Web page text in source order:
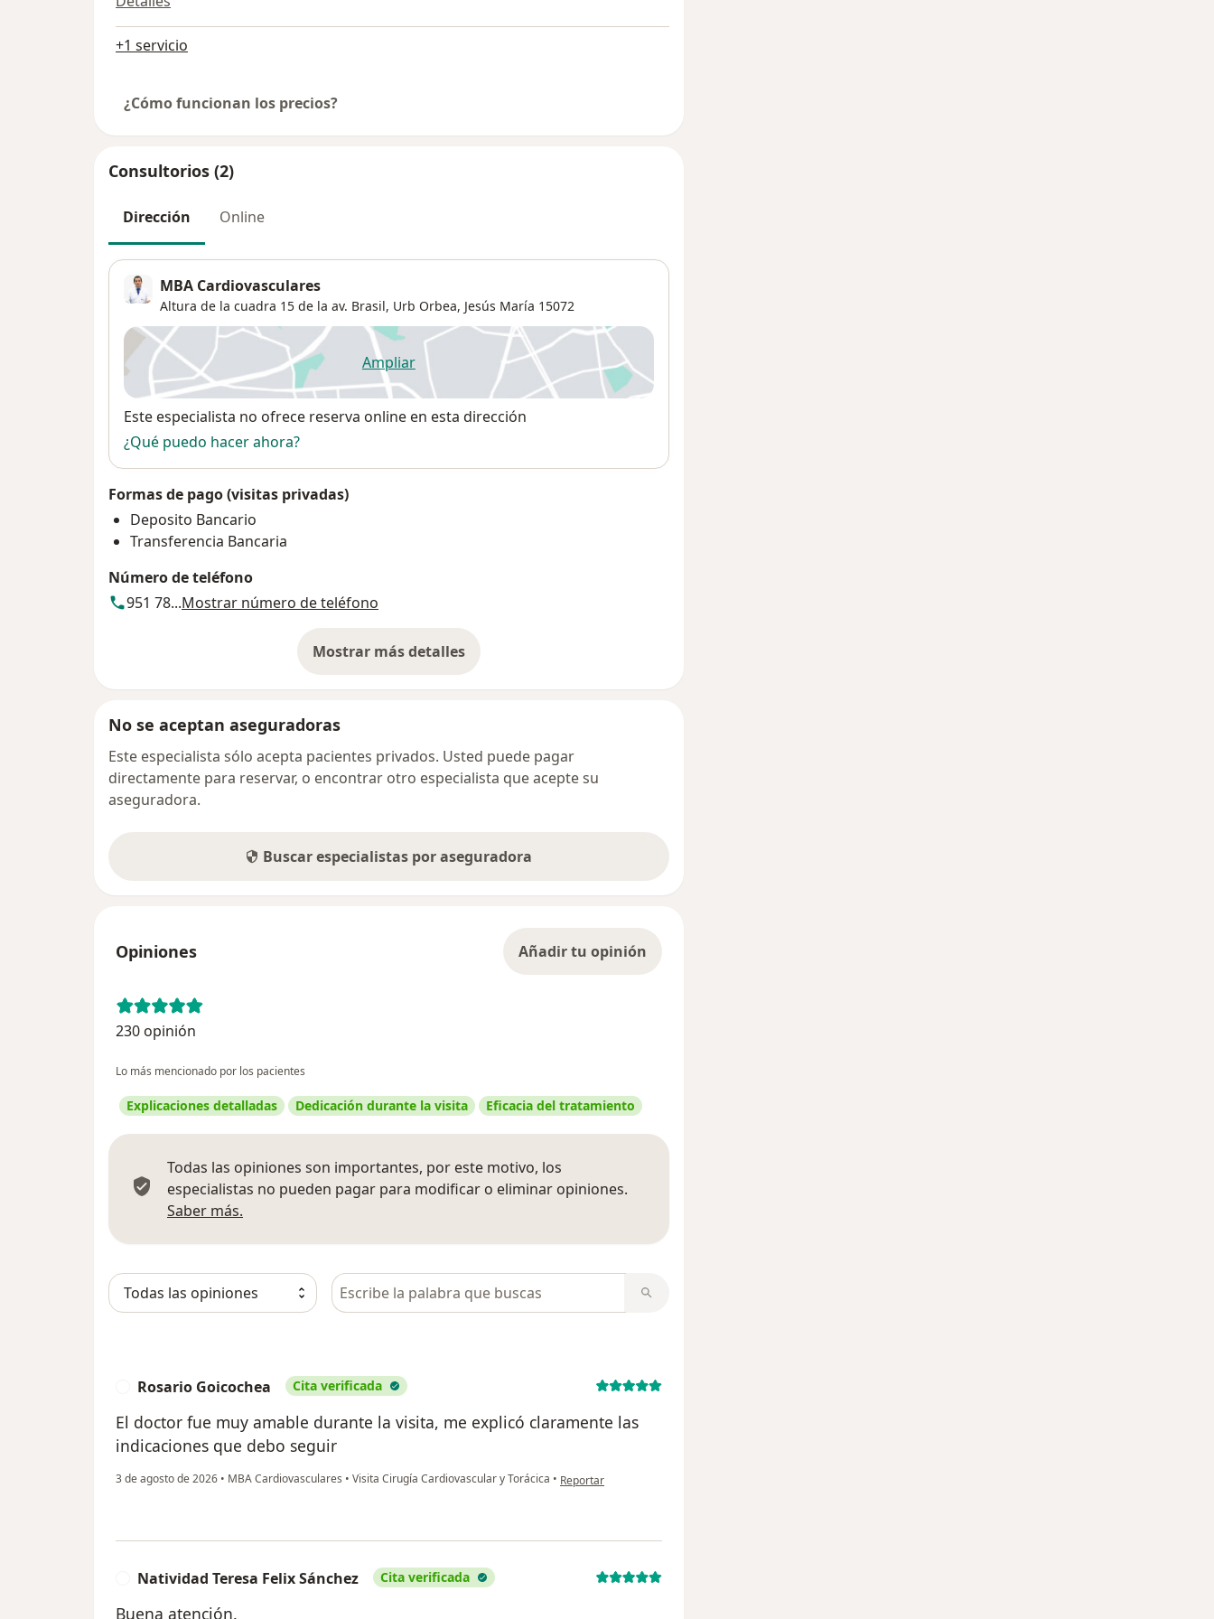
+1 servicio
¿Cómo funcionan los precios?
Consultorios (2)
Dirección Online
MBA Cardiovasculares
Altura de la cuadra 15 de la av. Brasil, Urb Orbea, Jesús María 15072
Ampliarse abre en una nueva pestaña
Disponibilidad
Este especialista no ofrece reserva online en esta dirección
¿Qué puedo hacer ahora?
Formas de pago (visitas privadas)
Deposito Bancario
Transferencia Bancaria
Número de teléfono
951 78...Mostrar número de teléfono
Mostrar más detalles
sobre la dirección
No se aceptan aseguradoras
Este especialista sólo acepta pacientes privados. Usted puede pagar
directamente para reservar, o encontrar otro especialista que acepte su
aseguradora.
Buscar especialistas por aseguradora
Opiniones Añadir tu opinión
230 opinión
Lo más mencionado por los pacientes
Explicaciones detalladas Dedicación durante la visita Eficacia del tratamiento
Todas las opiniones son importantes, por este motivo, los
especialistas no pueden pagar para modificar o eliminar opiniones.
Saber más.
Busca en opiniones
Rosario Goicochea Cita verificada
El doctor fue muy amable durante la visita, me explicó claramente las
indicaciones que debo seguir
3 de agosto de 2026 • MBA Cardiovasculares • Visita Cirugía Cardiovascular y Torácica • en opinión del usuario Rosario Goicochea
Reportar
Natividad Teresa Felix Sánchez Cita verificada
Buena atención.